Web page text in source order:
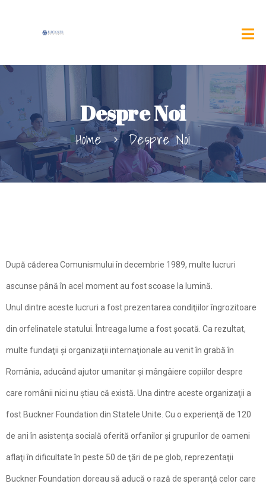
Despre Noi
Home Despre Noi
După căderea Comunismului în decembrie 1989, multe lucruri
ascunse până în acel moment au fost scoase la lumină.
Unul dintre aceste lucruri a fost prezentarea condiţiilor îngrozitoare
din orfelinatele statului. Întreaga lume a fost şocată. Ca rezultat,
multe fundaţii şi organizaţii internaţionale au venit în grabă în
România, aducând ajutor umanitar şi mângâiere copiilor despre
care românii nici nu ştiau că există. Una dintre aceste organizaţii a
fost Buckner Foundation din Statele Unite. Cu o experienţă de 120
de ani în asistenţa socială oferită orfanilor şi grupurilor de oameni
aflaţi în dificultate în peste 50 de ţări de pe glob, reprezentaţii
Buckner Foundation doreau să aducă o rază de speranţă celor care